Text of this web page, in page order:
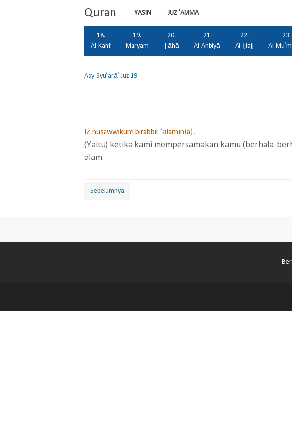
Quran YASIN
JUZ 'AMMA
18.
Al-Kahf
19.
Maryam
20.
Ṭāhā
21.
Al-Anbiyā
22.
Al-Ḥajj
23.
Al-
Asy-Syu‘arā'Juz 19
Iż nusawwīkum birabbil-‘ālamīn(a).
(Yaitu) ketika kami mempersamakan kamu (berhala-
alam.
Sebelumnya